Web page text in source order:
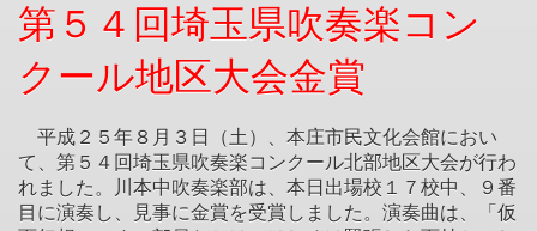
第５４回埼玉県吹奏楽コン
クール地区大会金賞
平成２５年８月３日（土）、本庄市民文化会館におい
て、第５４回埼玉県吹奏楽コンクール北部地区大会が行わ
れました。川本中吹奏楽部は、本日出場校１７校中、９番
目に演奏し、見事に金賞を受賞しました。演奏曲は、「仮